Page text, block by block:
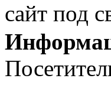
сайт под